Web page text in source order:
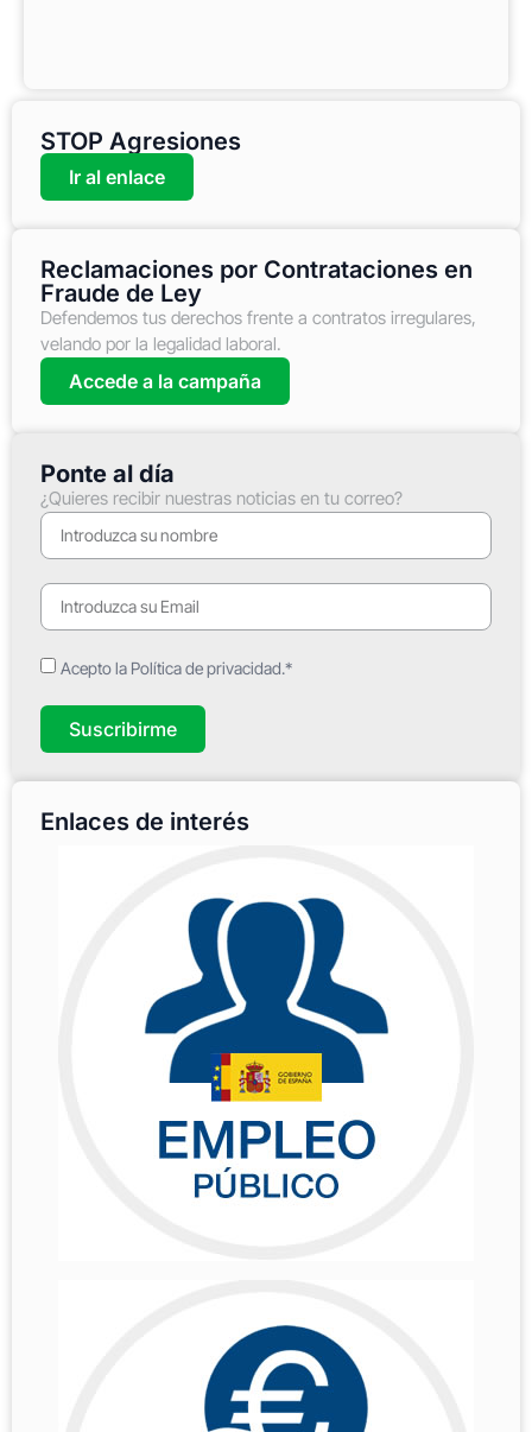
STOP Agresiones
Ir al enlace
Reclamaciones por Contrataciones en
Fraude de Ley
Defendemos tus derechos frente a contratos irregulares,
velando por la legalidad laboral.
Accede a la campaña
Ponte al día
¿Quieres recibir nuestras noticias en tu correo?
Acepto la Política de privacidad.*
Suscribirme
Enlaces de interés